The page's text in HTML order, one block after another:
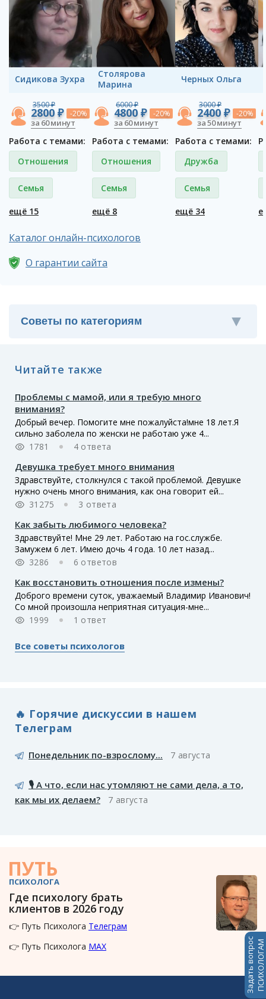
Сидикова Зухра
3500 ₽
2800 ₽ -20%
за 60 минут
Работа с темами:
Отношения
Семья
ещё 15
Столярова
Марина
6000 ₽
4800 ₽ -20%
за 60 минут
Работа с темами:
Отношения
Семья
ещё 8
Черных Ольга
3000 ₽
2400 ₽ -20%
за 50 минут
Работа с темами:
Дружба
Семья
ещё 34
Каталог онлайн-психологов
О гарантии сайта
Читайте также
Проблемы с мамой, или я требую много
внимания?
Добрый вечер. Помогите мне пожалуйста!мне 18 лет.Я
сильно заболела по женски не работаю уже 4...
1781
4 ответа
Девушка требует много внимания
Здравствуйте, столкнулся с такой проблемой. Девушке
нужно очень много внимания, как она говорит ей...
31275
3 ответа
Как забыть любимого человека?
Здравствуйте! Мне 29 лет. Работаю на гос.службе.
Замужем 6 лет. Имею дочь 4 года. 10 лет назад...
3286
6 ответов
Как восстановить отношения после измены?
Доброго времени суток, уважаемый Владимир Иванович!
Со мной произошла неприятная ситуация-мне...
1999
1 ответ
Все советы психологов
🔥 Горячие дискуссии в нашем
Телеграм
Понедельник по-взрослому... 7 августа
🎙️ А что, если нас утомляют не сами дела, а то,
как мы их делаем?
7 августа
ПУТЬ
ПСИХОЛОГА
Где психологу брать
клиентов в 2026 году
👉 Путь Психолога Телеграм
👉 Путь Психолога MAX Задать вопросПСИХОЛОГАМ